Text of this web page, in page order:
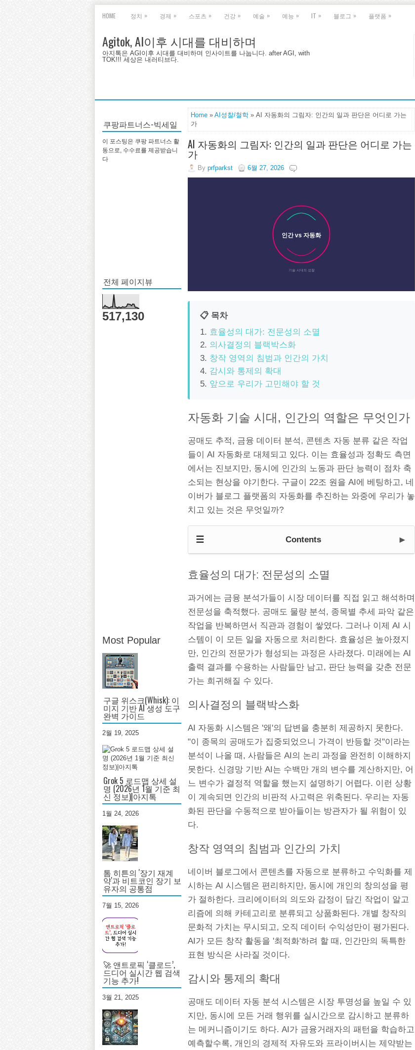
HOME 정치 » 경제 » 스포츠 » 건강 » 예술 » 예능 » IT » 블로그 » 플랫폼 »
Agitok, AI이후 시대를 대비하며
아지톡은 AGI이후 시대를 대비하며 인사이트를 나눕니다. after AGI, with
TOK!!! 세상은 내러티브다.
쿠팡파트너스-빅세일
이 포스팅은 쿠팡 파트너스 활
동으로, 수수료를 제공받습니
다
전체 페이지뷰
517,130
Most Popular
구글 위스크(Whisk): 이
미지 기반 AI 생성 도구
완벽 가이드
2월 19, 2025
Grok 5 로드맵 상세 설
명 (2026년 1월 기준 최
신 정보)|아지톡
1월 24, 2026
톰 히튼의 '장기 재계
약'과 비트코인 장기 보
유자의 공통점
7월 15, 2026
🚀 앤트로픽 ‘클로드’,
드디어 실시간 웹 검색
기능 추가!
3월 21, 2025
Home » AI성찰/철학 » AI 자동화의 그림자: 인간의 일과 판단은 어디로 가는
가
AI 자동화의 그림자: 인간의 일과 판단은 어디로 가는
가
By prfparkst 6월 27, 2026
인간 vs 자동화
기술 시대의 성찰
📋 목차
효율성의 대가: 전문성의 소멸
의사결정의 블랙박스화
창작 영역의 침범과 인간의 가치
감시와 통제의 확대
앞으로 우리가 고민해야 할 것
자동화 기술 시대, 인간의 역할은 무엇인가
공매도 추적, 금융 데이터 분석, 콘텐츠 자동 분류 같은 작업
들이 AI 자동화로 대체되고 있다. 이는 효율성과 정확도 측면
에서는 진보지만, 동시에 인간의 노동과 판단 능력이 점차 축
소되는 현상을 야기한다. 구글이 22조 원을 AI에 베팅하고, 네
이버가 블로그 플랫폼의 자동화를 추진하는 와중에 우리가 놓
치고 있는 것은 무엇일까?
☰ Contents ►
효율성의 대가: 전문성의 소멸
과거에는 금융 분석가들이 시장 데이터를 직접 읽고 해석하며
전문성을 축적했다. 공매도 물량 분석, 종목별 추세 파악 같은
작업을 반복하면서 직관과 경험이 쌓였다. 그러나 이제 AI 시
스템이 이 모든 일을 자동으로 처리한다. 효율성은 높아졌지
만, 인간의 전문가가 형성되는 과정은 사라졌다. 미래에는 AI
출력 결과를 수용하는 사람들만 남고, 판단 능력을 갖춘 전문
가는 희귀해질 수 있다.
의사결정의 블랙박스화
AI 자동화 시스템은 '왜'의 답변을 충분히 제공하지 못한다.
"이 종목의 공매도가 집중되었으니 가격이 반등할 것"이라는
분석이 나올 때, 사람들은 AI의 논리 과정을 완전히 이해하지
못한다. 신경망 기반 AI는 수백만 개의 변수를 계산하지만, 어
느 변수가 결정적 역할을 했는지 설명하기 어렵다. 이런 상황
이 계속되면 인간의 비판적 사고력은 위축된다. 우리는 자동
화된 판단을 수동적으로 받아들이는 방관자가 될 위험이 있
다.
창작 영역의 침범과 인간의 가치
네이버 블로그에서 콘텐츠를 자동으로 분류하고 수익화를 제
시하는 AI 시스템은 편리하지만, 동시에 개인의 창의성을 평
가 절하한다. 크리에이터의 의도와 감정이 담긴 작업이 알고
리즘에 의해 카테고리로 분류되고 상품화된다. 개별 창작의
문화적 가치는 무시되고, 오직 데이터 수익성만이 평가된다.
AI가 모든 창작 활동을 '최적화'하려 할 때, 인간만의 독특한
표현 방식은 사라질 것이다.
감시와 통제의 확대
공매도 데이터 자동 분석 시스템은 시장 투명성을 높일 수 있
지만, 동시에 모든 거래 행위를 실시간으로 감시하고 분류하
는 메커니즘이기도 하다. AI가 금융거래자의 패턴을 학습하고
예측할수록, 개인의 경제적 자유도와 프라이버시는 제약받는